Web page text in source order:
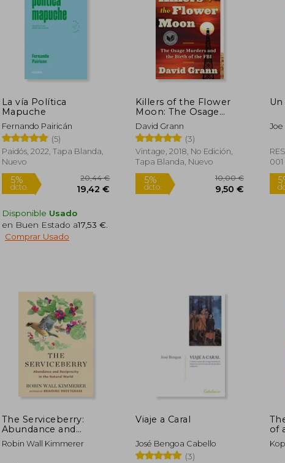
La vía Política
Mapuche
Fernando Pairicán
(5)
Paidós, 2022, Tapa Blanda,
Nuevo
Disponible Usado
en Buen Estado a17,53 €
Comprar Usado
Killers of the Flower
Moon: The Osage
Murders and the Birth
of the fbi (en Inglés)
David Grann
(3)
Vintage, 2018, No Edición,
Tapa Blanda, Nuevo
Joe
The Serviceberry:
Abundance and
Reciprocity in the
Natural World (en
Robin Wall Kimmerer
Viaje a Caral
José Bengoa Cabello
(3)
of